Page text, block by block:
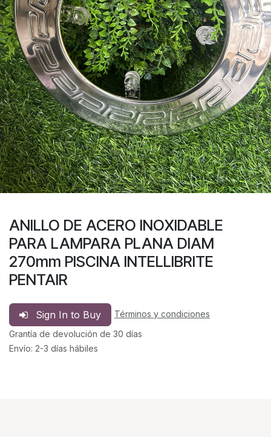
ANILLO DE ACERO INOXIDABLE
PARA LAMPARA PLANA DIAM
270mm PISCINA INTELLIBRITE
PENTAIR
Sign In to Buy
Términos y condiciones
Grantía de devolución de 30 días
Envío: 2-3 días hábiles